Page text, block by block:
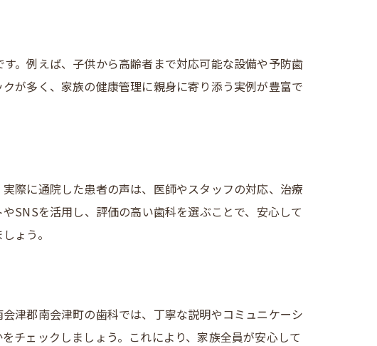
ト
験
ョン術
法
。例えば、子供から高齢者まで対応可能な設備や予防歯
が多く、家族の健康管理に親身に寄り添う実例が豊富で
際に通院した患者の声は、医師やスタッフの対応、治療
SNSを活用し、評価の高い歯科を選ぶことで、安心して
ょう。
津郡南会津町の歯科では、丁寧な説明やコミュニケーシ
チェックしましょう。これにより、家族全員が安心して